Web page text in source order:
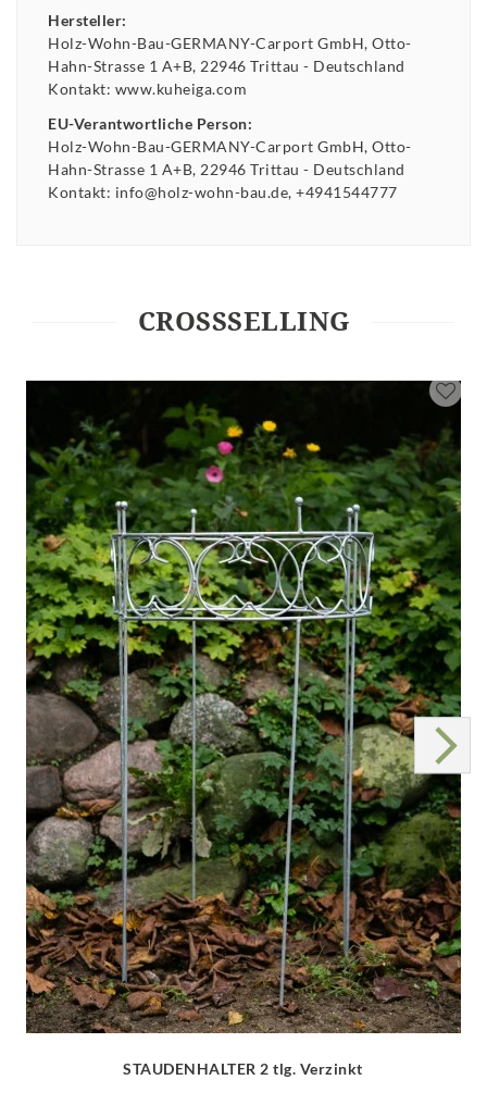
Hersteller:
Holz-Wohn-Bau-GERMANY-Carport GmbH Otto-
Hahn-Strasse 1 A+B 22946 Trittau
Deutschland
Kontakt: www.kuheiga.com
EU-Verantwortliche Person:
Holz-Wohn-Bau-GERMANY-Carport GmbH Otto-
Hahn-Strasse 1 A+B 22946 Trittau
Deutschland
Kontakt: info@holz-wohn-bau.de +4941544777
CROSSSELLING
STAUDENHALTER 2 tlg. Verzinkt